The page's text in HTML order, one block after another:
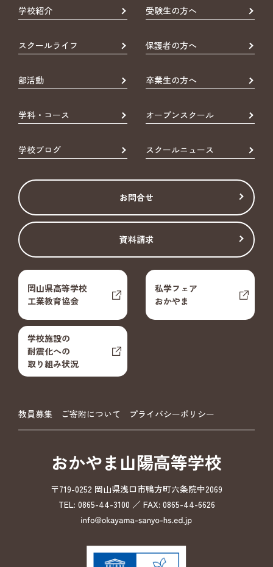
学校紹介 受験生の方へ
スクールライフ 保護者の方へ
部活動 卒業生の方へ
学科・コース オープンスクール
学校ブログ スクールニュース
お問合せ
資料請求
岡山県高等学校
工業教育協会
私学フェア
おかやま
学校施設の
耐震化への
取り組み状況
教員募集 ご寄附について プライバシーポリシー
おかやま山陽高等学校
〒719-0252 岡山県浅口市鴨方町六条院中2069
TEL: 0865-44-3100 ／ FAX: 0865-44-6626